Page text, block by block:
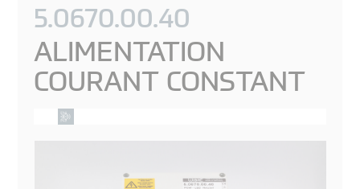
5.0670.00.40
ALIMENTATION
COURANT CONSTANT